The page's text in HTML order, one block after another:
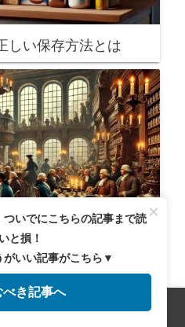
しい保存方法とは
スはただのカフェじゃ
サイドバー
×
いでにこちらの記事まで読
と損！
がいい記事がこちら▼
べき記事へ